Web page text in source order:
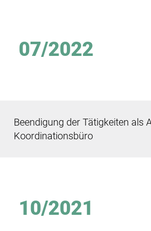
07/2022
Beendigung der Tätigkeiten als
Koordinationsbüro
10/2021